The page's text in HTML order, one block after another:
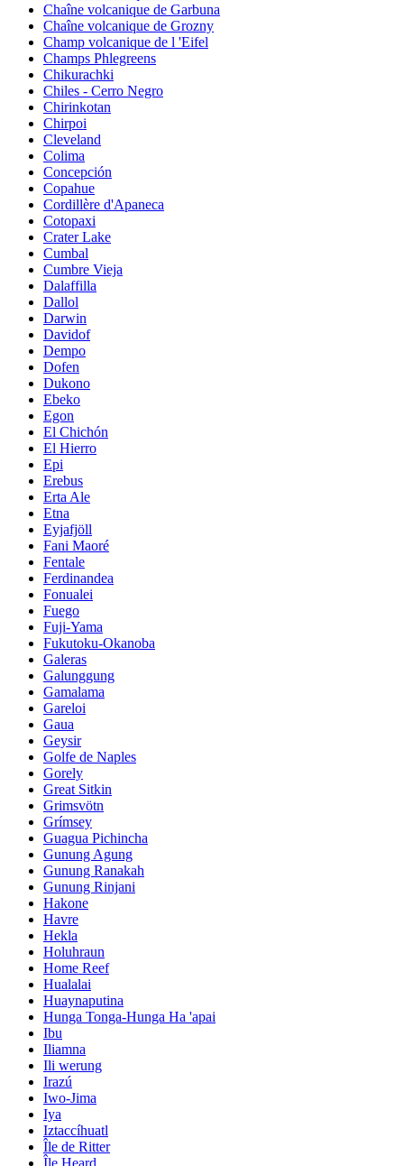
Chaîne volcanique de Garbuna
Chaîne volcanique de Grozny
Champ volcanique de l 'Eifel
Champs Phlegreens
Chikurachki
Chiles - Cerro Negro
Chirinkotan
Chirpoi
Cleveland
Colima
Concepción
Copahue
Cordillère d'Apaneca
Cotopaxi
Crater Lake
Cumbal
Cumbre Vieja
Dalaffilla
Dallol
Darwin
Davidof
Dempo
Dofen
Dukono
Ebeko
Egon
El Chichón
El Hierro
Epi
Erebus
Erta Ale
Etna
Eyjafjöll
Fani Maoré
Fentale
Ferdinandea
Fonualei
Fuego
Fuji-Yama
Fukutoku-Okanoba
Galeras
Galunggung
Gamalama
Gareloi
Gaua
Geysir
Golfe de Naples
Gorely
Great Sitkin
Grimsvötn
Grímsey
Guagua Pichincha
Gunung Agung
Gunung Ranakah
Gunung Rinjani
Hakone
Havre
Hekla
Holuhraun
Home Reef
Hualalai
Huaynaputina
Hunga Tonga-Hunga Ha 'apai
Ibu
Iliamna
Ili werung
Irazú
Iwo-Jima
Iya
Iztaccíhuatl
Île de Ritter